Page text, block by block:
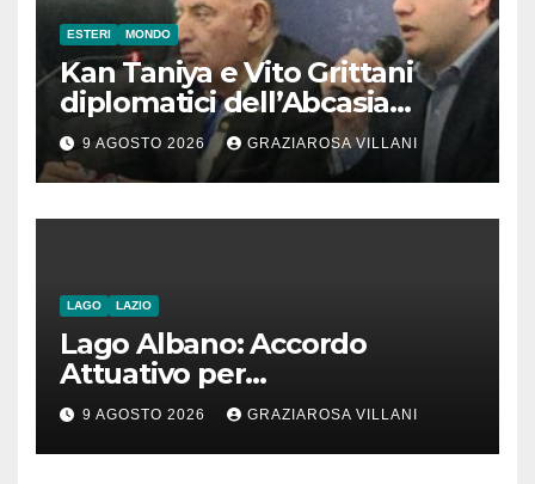
ESTERI MONDO
Kan Taniya e Vito Grittani
diplomatici dell’Abcasia
contro nota del governo
romeno. “Non si può invocare
la costruzione di ponti e allo
stesso tempo condannare
9 AGOSTO 2026 GRAZIAROSA VILLANI
LAGO LAZIO
Lago Albano: Accordo
Attuativo per
l’interconnessione
acquedottistica da 29,5
milioni di euro
9 AGOSTO 2026 GRAZIAROSA VILLANI